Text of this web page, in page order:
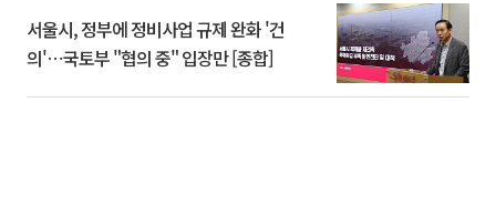
서울시, 정부에 정비사업 규제 완화 '건
의'⋯국토부 "협의 중" 입장만 [종합]